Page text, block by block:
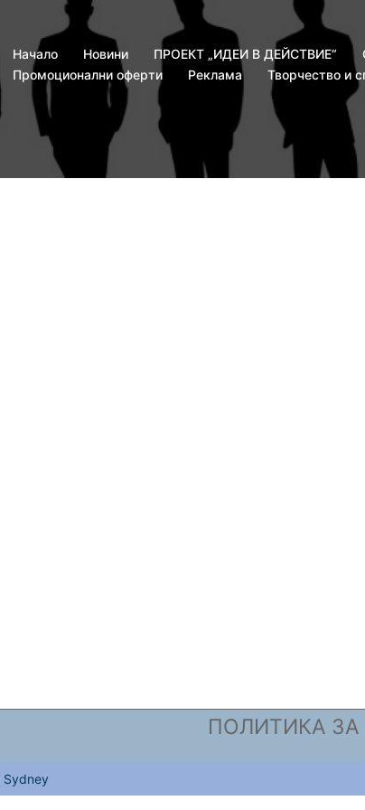
Началo Новини ПРОЕКТ „ИДЕИ В ДЕЙСТВИЕ“
Промоционални оферти
Реклама Творчество и
ПОЛИТИКА
Sydney